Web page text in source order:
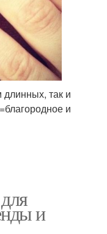
длинных, так и
и
и